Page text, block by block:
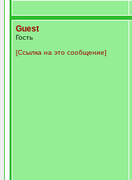
Guest
Гость
[Ссылка на это сообщение]